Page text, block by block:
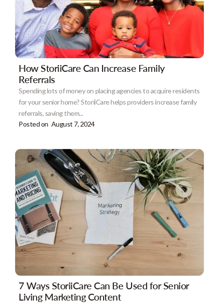
How StoriiCare Can Increase Family
Referrals
Spending lots of money on placing agencies to acquire residents
for your senior home? StoriiCare helps providers increase family
referrals, saving them...
Posted on August 7, 2024
7 Ways StoriiCare Can Be Used for Senior
Living Marketing Content